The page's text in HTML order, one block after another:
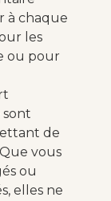
à chaque
les
ou pour
sont
de
vous
ou
elles ne